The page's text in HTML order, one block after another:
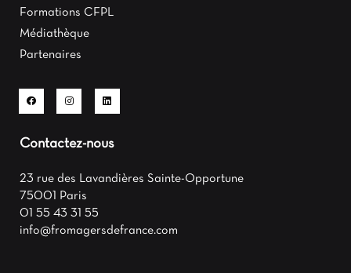
Formations CFPL
Médiathèque
Partenaires
Contactez-nous
23 rue des Lavandières Sainte-Opportune
75001 Paris
01 55 43 31 55
info@fromagersdefrance.com